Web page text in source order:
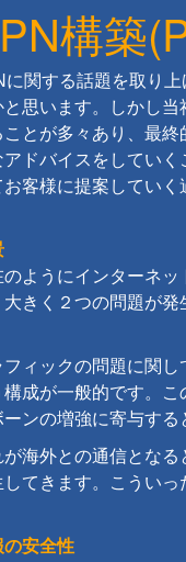
構築
に関する話題を取り
と思います。しかし
ことが多々あり、最
アドバイスをしてい
お客様に提案してい
のようにインターネ
大きく２つの問題が
フィックの問題に関
構成が一般的です。
ーンの増強に寄与す
が海外との通信とな
してきます。こうい
の安全性